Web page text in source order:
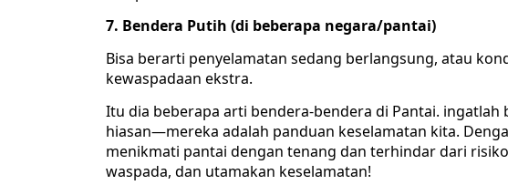
7. Bendera Putih (di beberapa negara/pantai)
Bisa berarti penyelamatan sedang berlangsung, atau
kewaspadaan ekstra.
Itu dia beberapa arti bendera-bendera di Pantai.
hiasan—mereka adalah panduan keselamatan kita.
menikmati pantai dengan tenang dan terhindar dari
waspada, dan utamakan keselamatan!